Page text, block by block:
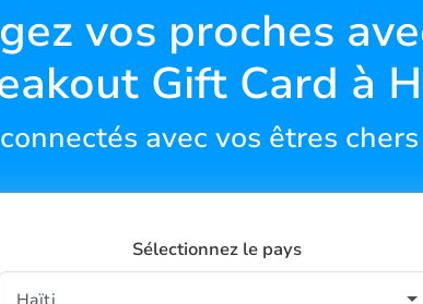
vos proches
Gift Card à
avec vos êtres
Sélectionnez le pays